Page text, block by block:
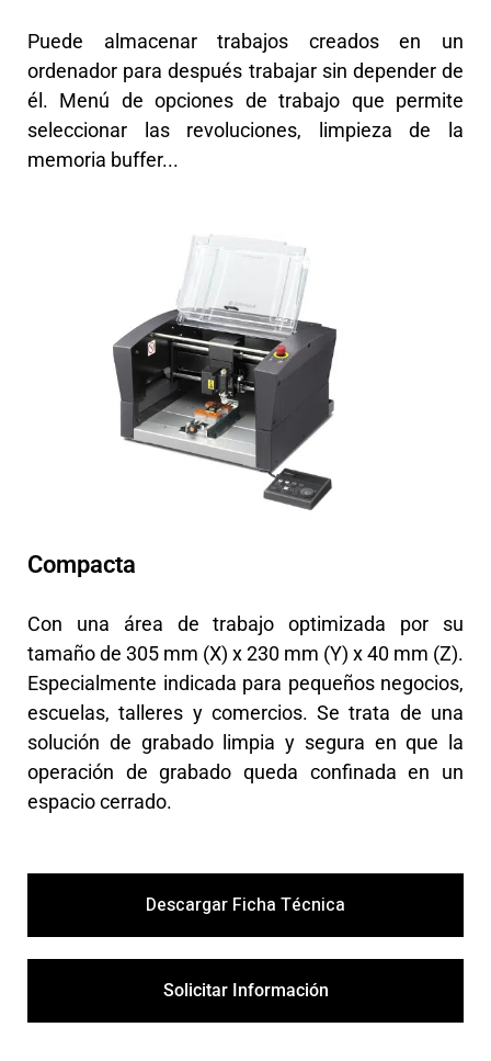
Puede almacenar trabajos creados en un
ordenador para después trabajar sin depender de
él. Menú de opciones de trabajo que permite
seleccionar las revoluciones, limpieza de la
memoria buffer...
Compacta
Con una área de trabajo optimizada por su
tamaño de 305 mm (X) x 230 mm (Y) x 40 mm (Z).
Especialmente indicada para pequeños negocios,
escuelas, talleres y comercios. Se trata de una
solución de grabado limpia y segura en que la
operación de grabado queda confinada en un
espacio cerrado.
Descargar Ficha Técnica
Solicitar Información